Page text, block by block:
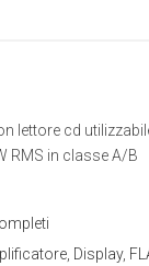
lettore cd
RMS in classe A/B
, Display,